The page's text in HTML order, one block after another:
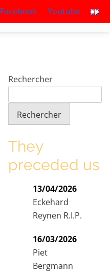
Facebook Youtube
Rechercher
Rechercher
They
preceded us
13/04/2026
Eckehard
Reynen R.I.P.
16/03/2026
Piet
Bergmann